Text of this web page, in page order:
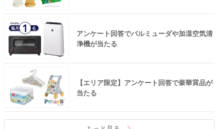
アンケート回答でバルミューダや加湿空気清
浄機が当たる
【エリア限定】アンケート回答で豪華賞品が
当たる